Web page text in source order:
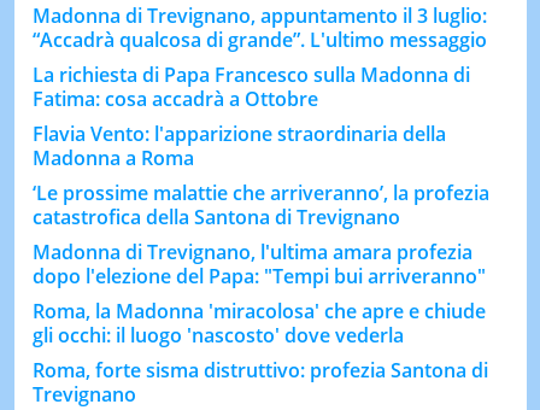
Madonna di Trevignano, appuntamento il 3 luglio:
“Accadrà qualcosa di grande”. L'ultimo messaggio
La richiesta di Papa Francesco sulla Madonna di
Fatima: cosa accadrà a Ottobre
Flavia Vento: l'apparizione straordinaria della
Madonna a Roma
‘Le prossime malattie che arriveranno’, la profezia
catastrofica della Santona di Trevignano
Madonna di Trevignano, l'ultima amara profezia
dopo l'elezione del Papa: "Tempi bui arriveranno"
Roma, la Madonna 'miracolosa' che apre e chiude
gli occhi: il luogo 'nascosto' dove vederla
Roma, forte sisma distruttivo: profezia Santona di
Trevignano